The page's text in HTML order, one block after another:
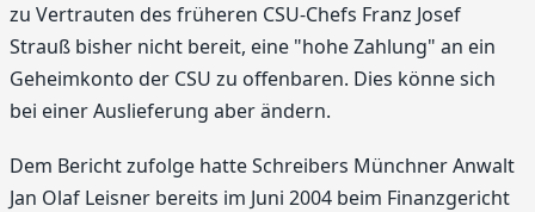
zu Vertrauten des früheren CSU-Chefs Franz Josef
Strauß bisher nicht bereit, eine "hohe Zahlung" an ein
Geheimkonto der CSU zu offenbaren. Dies könne sich
bei einer Auslieferung aber ändern.
Dem Bericht zufolge hatte Schreibers Münchner Anwalt
Jan Olaf Leisner bereits im Juni 2004 beim Finanzgericht